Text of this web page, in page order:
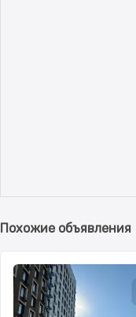
Похожие объявления